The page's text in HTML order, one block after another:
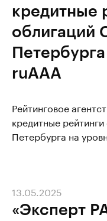
кредитные
облигаций
ruAAA
Рейтинговое
кредитные
Петербурга на
«Эксперт
13.05.2025